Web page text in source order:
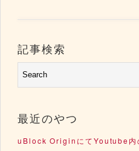
記事検索
最近のやつ
uBlock OriginにてYoutube内